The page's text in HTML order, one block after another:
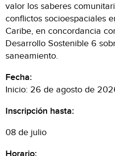
valor los saberes
conflictos socioespaciales
Caribe, en concordancia
Desarrollo Sostenible 6
saneamiento.
Fecha:
Inicio: 26 de agosto de
Inscripción hasta:
08 de julio
Horario: